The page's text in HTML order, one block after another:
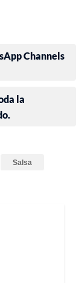
Channels
la
Salsa